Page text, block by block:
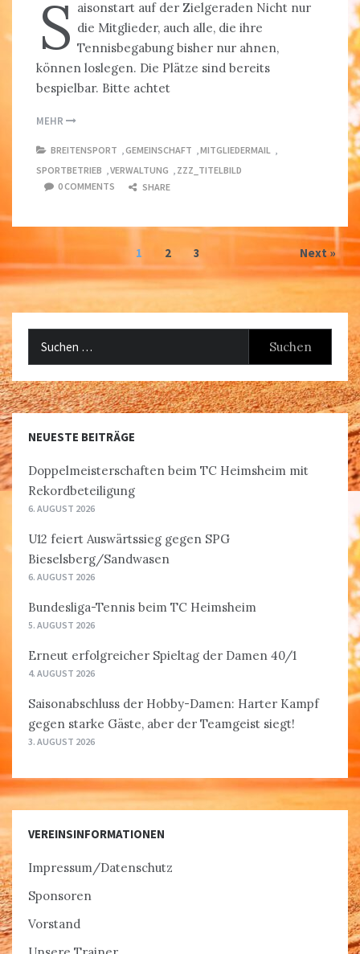
S aisonstart auf der Zielgeraden Nicht nur
die Mitglieder, auch alle, die ihre
Tennisbegabung bisher nur ahnen,
können loslegen. Die Plätze sind bereits
bespielbar. Bitte achtet
MEHR
BREITENSPORT GEMEINSCHAFT MITGLIEDERMAIL
SPORTBETRIEB
VERWALTUNG
ZZZ_TITELBILD
0 COMMENTS
SHARE
1 2 3 Next »
NEUESTE BEITRÄGE
Doppelmeisterschaften beim TC Heimsheim mit
Rekordbeteiligung
6. AUGUST 2026
U12 feiert Auswärtssieg gegen SPG
Bieselsberg/Sandwasen
6. AUGUST 2026
Bundesliga-Tennis beim TC Heimsheim
5. AUGUST 2026
Erneut erfolgreicher Spieltag der Damen 40/1
4. AUGUST 2026
Saisonabschluss der Hobby-Damen: Harter Kampf
gegen starke Gäste, aber der Teamgeist siegt!
3. AUGUST 2026
VEREINSINFORMATIONEN
Impressum/Datenschutz
Sponsoren
Vorstand